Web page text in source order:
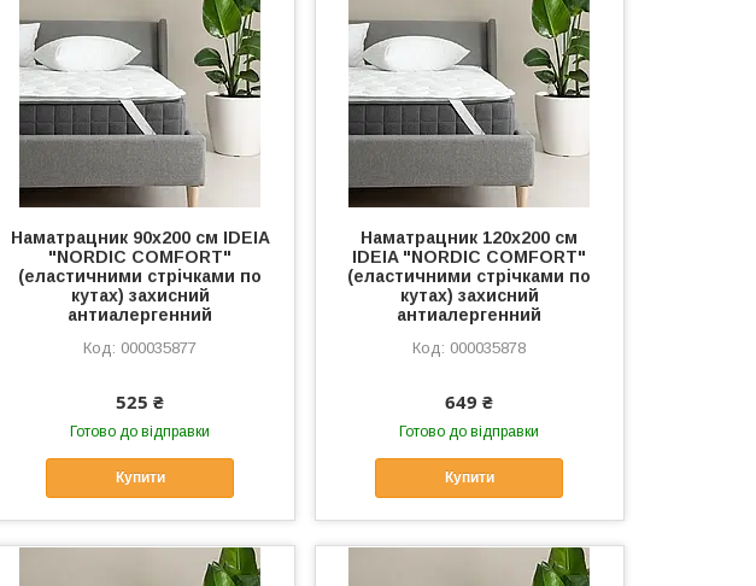
Наматрацник 90х200 см IDEIA
"NORDIC СOMFORT"
(еластичними стрічками по
кутах) захисний
антиалергенний
000035877
525 ₴
Готово до відправки
Купити
Наматрацник 120х200 см
IDEIA "NORDIC СOMFORT"
(еластичними стрічками по
кутах) захисний
антиалергенний
000035878
649 ₴
Готово до відправки
Купити